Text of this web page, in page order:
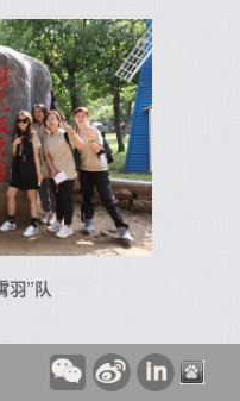
羽”队
部队的脚步；总有人嘴上